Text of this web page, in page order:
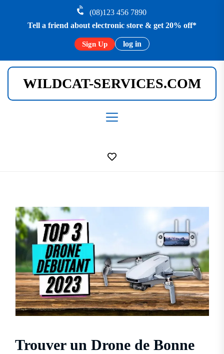
(08)123 456 7890
Tell a friend about electronic store & get 20% off*
Sign Up log in
WILDCAT-SERVICES.COM
Trouver un Drone de Bonne